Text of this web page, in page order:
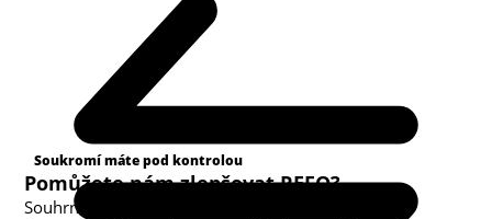
Soukromí máte pod kontrolou
Pomůžete nám zlepšovat REFO?
Souhrnná analytika nám ukazuje, co v obchodě
Kategorie cookies